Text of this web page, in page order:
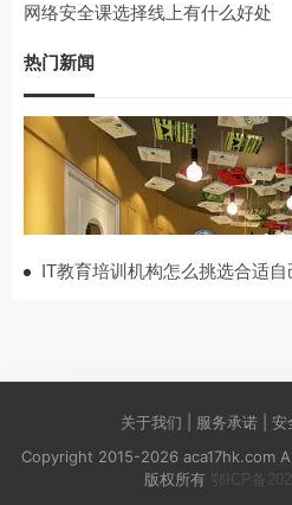
网络安全课选择线上有什么好处
热门新闻
IT教育培训机构怎么挑选合适自
关于我们 | 服务承诺 |
Copyright 2015-2026 aca17hk.com
版权所有
鄂ICP备